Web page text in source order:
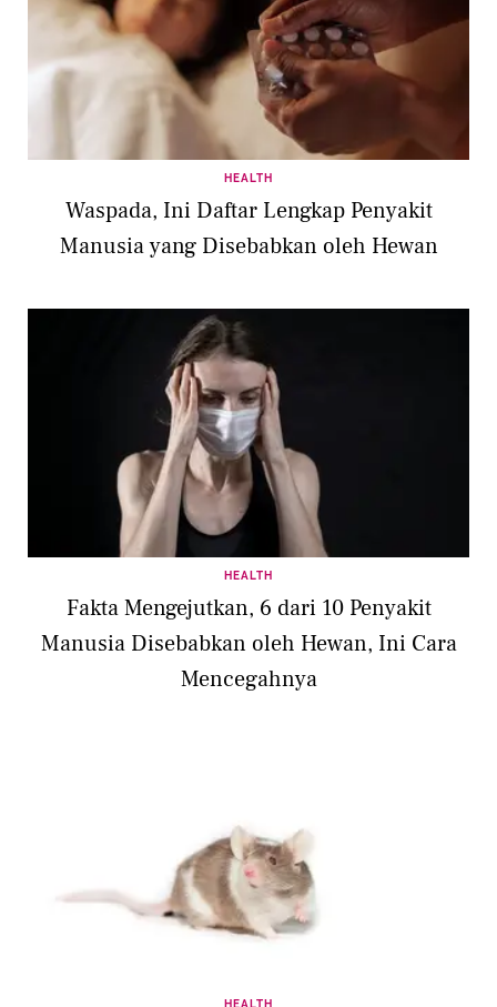
HEALTH
Waspada, Ini Daftar Lengkap Penyakit
Manusia yang Disebabkan oleh Hewan
HEALTH
Fakta Mengejutkan, 6 dari 10 Penyakit
Manusia Disebabkan oleh Hewan, Ini Cara
Mencegahnya